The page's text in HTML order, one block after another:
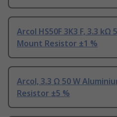
Arcol HS50F 3K3 F, 3.3 kΩ
Mount Resistor ±1 %
Arcol, 3.3 Ω 50 W
Resistor ±5 %